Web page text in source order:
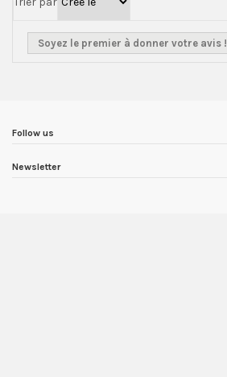
Soyez le premier à donner votre avis !
Follow us
Newsletter